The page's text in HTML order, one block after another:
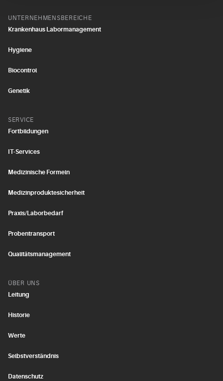
UNTERNEHMENSBEREICHE
Krankenhaus Labormanagement
Hygiene
Biocontrol
Genetik
SERVICE
Fortbildungen
IT-Services
Medizinische Formeln
Medizinproduktesicherheit
Praxis/Laborbedarf
Probentransport
Qualitätsmanagement
ÜBER UNS
Leitung
Historie
Werte
Selbstverständnis
Datenschutz